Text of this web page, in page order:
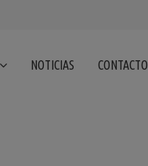
NOTICIAS CONTACTO